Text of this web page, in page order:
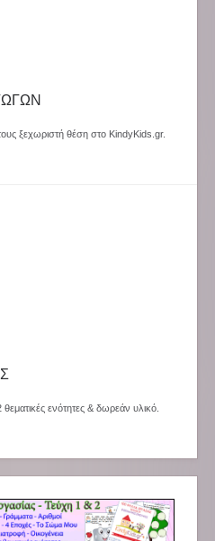
ξεχωριστή θέση στο KindyKids.gr.
ενότητες & δωρεάν υλικό.